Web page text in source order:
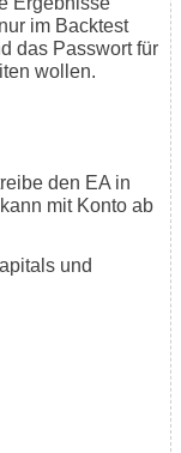
im Backtest
das Passwort für
wollen.
den EA in
mit Konto ab
und